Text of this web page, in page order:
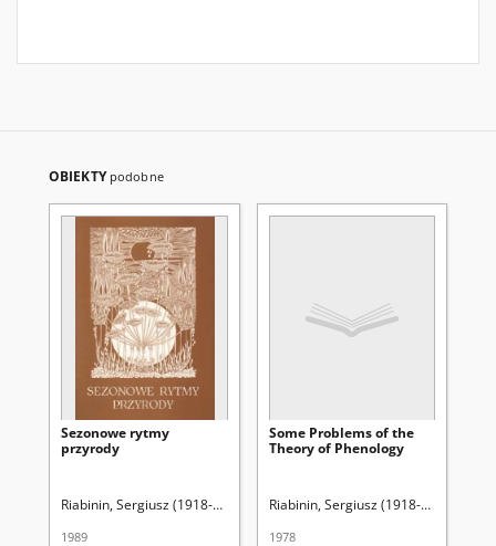
OBIEKTY podobne
Sezonowe rytmy
przyrody
Riabinin, Sergiusz (1918-1997) Jóźwik, Zbigniew (1937-). Il.
1989
Some Problems of the
Theory of Phenology
Riabinin, Sergiusz (1918-1997)
1978